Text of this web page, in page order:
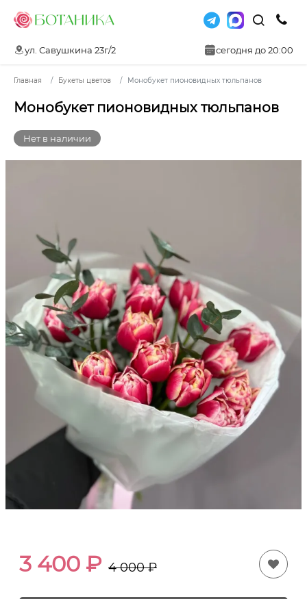
ул. Савушкина 23г/2 сегодня до 20:00
Главная Букеты цветов Монобукет пионовидных тюльпанов
Монобукет пионовидных тюльпанов
Нет в наличии
3 400 ₽ 4 000₽